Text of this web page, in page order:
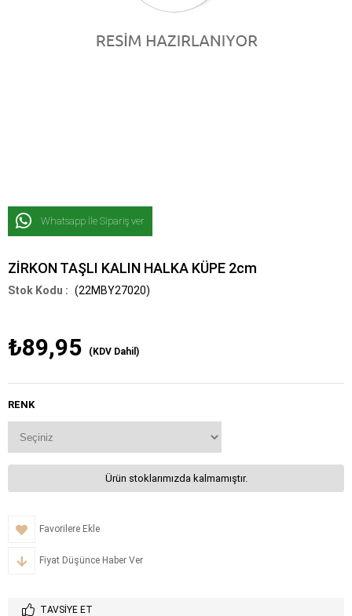
Whatsapp İle Sipariş ver
ZİRKON TAŞLI KALIN HALKA KÜPE 2cm
(22MBY27020)
₺89,95 (KDV Dahil)
RENK
Ürün stoklarımızda kalmamıştır.
Favorilere Ekle
Fiyat Düşünce Haber Ver
TAVSIYE ET